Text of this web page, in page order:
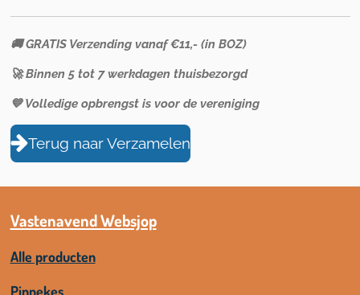
🚚 GRATIS Verzending vanaf €11,- (in BOZ)
🚀 Binnen 5 tot 7 werkdagen thuisbezorgd
💙 Volledige opbrengst is voor de vereniging
Terug naar Verzamelen
Vastenavend Websjop
Alle producten
Pinnekes